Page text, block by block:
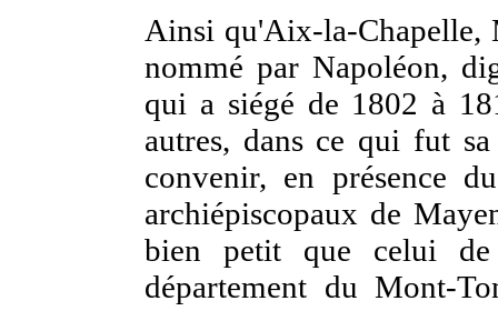
Ainsi qu'Aix-la-Chapelle,
nommé par Napoléon,
qui a siégé de 1802 à
autres, dans ce qui fut
convenir, en présence
archiépiscopaux de
bien petit que celui
département du Mont-